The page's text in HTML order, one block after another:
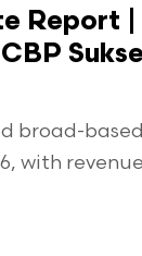
Report |
broad-
with revenue